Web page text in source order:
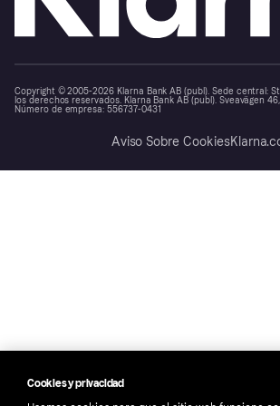
Copyright © 2005-2026 Klarna Bank AB (publ). Sede central:
los derechos reservados. Klarna Bank AB (publ). Sveavägen
Número de empresa: 556737-0431
Aviso Sobre Cookies
Cookies y privacidad